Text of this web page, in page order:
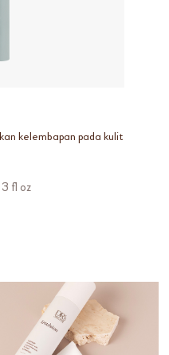
kelembapan pada kulit
fl oz